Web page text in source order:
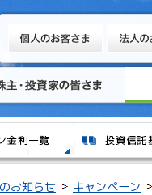
お知らせ
キャンペーン